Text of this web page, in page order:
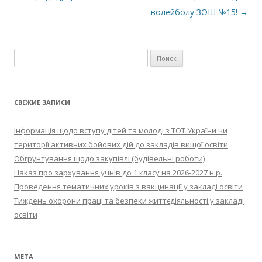
волейболу ЗОШ №15! →
СВЕЖИЕ ЗАПИСИ
Інформація щодо вступу дітей та молоді з ТОТ України чи
території активних бойових дій до закладів вищої освіти
Обгрунтування щодо закупівлі (будівельні роботи)
Наказ про зархування учнів до 1 класу на 2026-2027 н.р.
Проведення тематичних уроків з вакцинації у закладі освіти
Тиждень охорони праці та безпеки життєдіяльності у закладі
освіти
МЕТА